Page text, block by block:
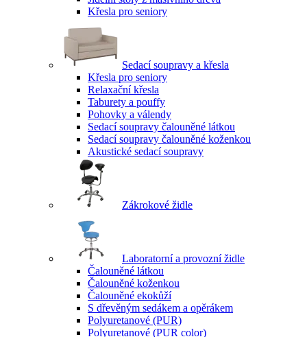
Křesla pro seniory
Sedací soupravy a křesla
Křesla pro seniory
Relaxační křesla
Taburety a pouffy
Pohovky a válendy
Sedací soupravy čalouněné látkou
Sedací soupravy čalouněné koženkou
Akustické sedací soupravy
Zákrokové židle
Laboratorní a provozní židle
Čalouněné látkou
Čalouněné koženkou
Čalouněné ekokůží
S dřevěným sedákem a opěrákem
Polyuretanové (PUR)
Polyuretanové (PUR color)